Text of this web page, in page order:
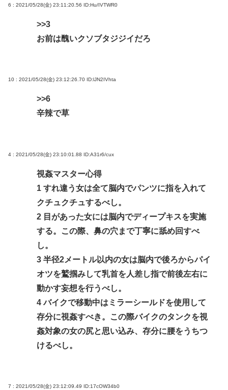
6 : 2021/05/28(金) 23:11:20.56 ID:Hu/IVTWR0
>>3
お前は醜いクソブタジジイだろ
10 : 2021/05/28(金) 23:12:26.70 ID:lJN2IVhta
>>6
辛辣で草
4 : 2021/05/28(金) 23:10:01.88 ID:A31r6/cux
視姦マスター心得
1 すれ違う女は全て脳内でパンツに指を入れて
クチュクチュするべし。
2 目があった女には脳内でディープキスを実施
する。この際、鼻の穴まで丁寧に舐め回すべ
し。
3 半径2メートル以内の女は脳内で後ろからパイ
オツを鷲掴みして乳首を人差し指で前後左右に
動かす妄想を行うべし。
4 バイクで移動中はミラーシールドを使用して
存分に視姦すべき。この際バイクのタンクを視
姦対象の女の尻と思い込み、存分に腰をうちつ
けるべし。
7 : 2021/05/28(金) 23:12:09.49 ID:17cOW34b0